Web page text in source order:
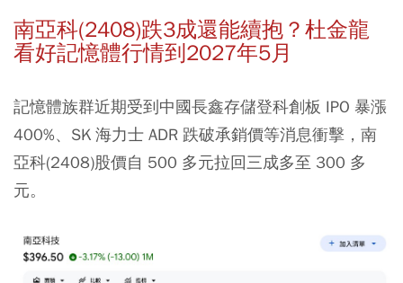
南亞科(2408)跌3成還能續抱？杜金龍
看好記憶體行情到2027年5月
記憶體族群近期受到中國長鑫存儲登科創板 IPO 暴漲
400%、SK 海力士 ADR 跌破承銷價等消息衝擊，南
亞科(2408)股價自 500 多元拉回三成多至 300 多
元。